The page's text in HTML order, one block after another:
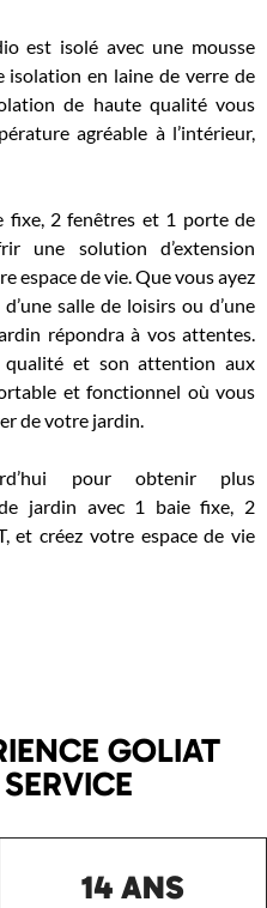
est isolé avec une mousse
isolation en laine de verre de
de haute qualité vous
agréable à l’intérieur,
fixe, 2 fenêtres et 1 porte de
une solution d’extension
espace de vie. Que vous ayez
salle de loisirs ou d’une
répondra à vos attentes.
qualité et son attention aux
et fonctionnel où vous
de votre jardin.
pour obtenir plus
jardin avec 1 baie fixe, 2
et créez votre espace de vie
GOLIAT
14 ANS